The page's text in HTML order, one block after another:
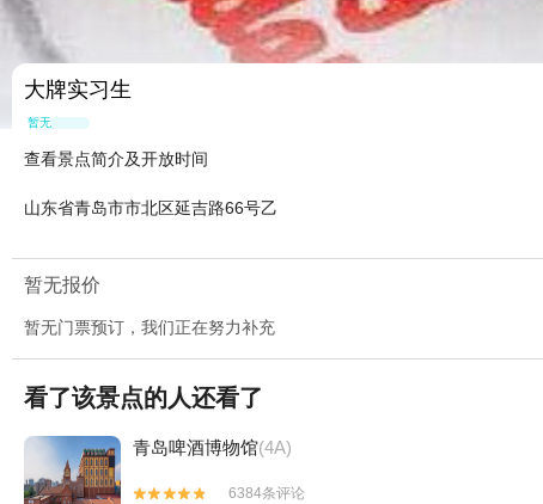
大牌实习生
暂无点评
查看景点简介及开放时间
山东省青岛市市北区延吉路66号乙
暂无报价
暂无门票预订，我们正在努力补充
看了该景点的人还看了
青岛啤酒博物馆(4A)


6384条评论